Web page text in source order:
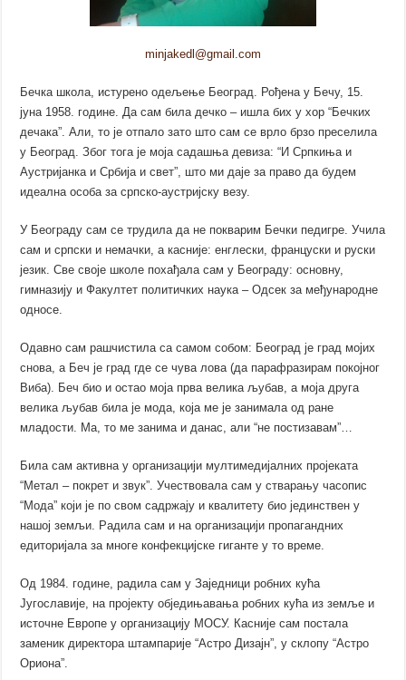
minjakedl@gmail.com
Бечка школа, истурено одељење Београд. Рођена у Бечу, 15.
јуна 1958. године. Да сам била дечко – ишла бих у хор “Бечких
дечака”. Али, то је отпало зато што сам се врло брзо преселила
у Београд. Због тога је моја садашња девиза: “И Српкиња и
Аустријанка и Србија и свет”, што ми даје за право да будем
идеална особа за српско-аустријску везу.
У Београду сам се трудила да не покварим Бечки педигре. Учила
сам и српски и немачки, а касније: енглески, француски и руски
језик. Све своје школе похађала сам у Београду: основну,
гимназију и Факултет политичких наука – Одсек за међународне
односе.
Одавно сам рашчистила са самом собом: Београд је град мојих
снова, а Беч је град где се чува лова (да парафразирам покојног
Виба). Беч био и остао моја прва велика љубав, а моја друга
велика љубав била је мода, која ме је занимала од ране
младости. Ма, то ме занима и данас, али “не постизавам”…
Била сам активна у организацији мултимедијалних пројеката
“Метал – покрет и звук”. Учествовала сам у стварању часопис
“Мода” који је по свом садржају и квалитету био јединствен у
нашој земљи. Радила сам и на организацији пропагандних
едиторијала за многе конфекцијске гиганте у то време.
Од 1984. године, радила сам у Заједници робних кућа
Југославије, на пројекту обједињавања робних кућа из земље и
источне Европе у организацију МОСУ. Касније сам постала
заменик директора штампарије “Астро Дизајн”, у склопу “Астро
Ориона”.